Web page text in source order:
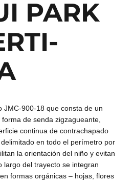
PARK
JMC-900-18 que consta de un
de senda zigzagueante,
continua de contrachapado
en todo el perímetro por
la orientación del niño y evitan
largo del trayecto se integran
formas orgánicas – hojas, flores